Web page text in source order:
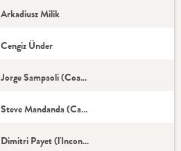
Arkadiusz Milik
Cengiz Ünder
Jorge Sampaoli (Coach)
Steve Mandanda (Capitaine)
Dimitri Payet (l'Incontournable)